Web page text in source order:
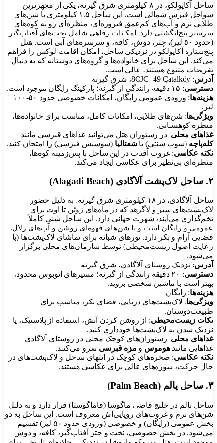
ساحل آکاپولکو، در ۸ کیلومتری شرق گیرنه، یکی از مجهزترین
سواحل قبرس شمالی است. این ساحل ۱.۵ کیلومتری با شن‌های
نرم و آب‌های کم‌عمق فیروزه‌ای، منظره‌ای رو به کوه‌های
پنج‌انگشتی دارد. امکانات رفاهی شامل تخت‌های آفتاب‌گیر
(حدود ۵۰ لیر)، چتر، دوش، کافه، و سرسره‌های آبی است. هتل
آکاپولکو در نزدیکی ساحل، امکان اقامت لوکس را فراهم
این ساحل برای خانواده‌ها و گروه‌های دوستانه که به دنبال
متنوع هستند، عالی است.
: 8CJC+49 Çatalköy، شرق گیرنه
: ۱۵ دقیقه رانندگی از گیرنه؛ پارکینگ رایگان موجود است.
: ورودی عمومی رایگان، امکانات خصوصی حدود ۵۰-۱۰۰
: شن‌های طلایی، امکانات کامل، مناسب برای خانواده‌ها،
کوهستانی.
محلی: در رستوران هتل می‌توانید غذاهای قبرسی مانند
(سوپ سنتی) یاشفتالیا(سوسیس قبرسی) را امتحان کنید.
عکاسی: غروب آفتاب در این ساحل با پس‌زمینه کوه‌ها،
بی‌نظیر برای عکاسی ایجاد می‌کند.
ساحل آلاگادی، در ۱۸ کیلومتری شرق گیرنه، به دلیل حضور
سبز و لاگرهد که در ماه‌های ژوئن تا اوت برای
می‌آیند، شهرت جهانی دارد. این ساحل شنی کاملاً
و رایگان است و با شن‌های قهوه‌ای روشن و آب‌های زلال،
آرام و بکر دارد. تورهای شبانه برای تماشای لاک‌پشت‌ها (با
اصول زیست‌محیطی) توسط سازمان‌های محلی برگزار
: نزدیک روستای آلاگادی، شرق گیرنه
: ۲۰ دقیقه رانندگی از گیرنه؛ مسیرهای اتوبوس محدود،
است با ماشین شخصی بروید.
: رایگان
: لاک‌پشت‌های دریایی، فضای بکر، مناسب برای
زیست‌محیطی: از روشن کردن آتش، استفاده از پلاستیک، یا
شدن به لاک‌پشت‌ها خودداری کنید.
محلی: رستوران‌های کوچک محلی در روستای آلاگادی
مانندهوموسو مزه قبرسیسرو می‌کنند.
عکاسی: صخره‌های کوچک در انتهای ساحل و لاک‌پشت‌های در
حرکت، سوژه‌های عالی برای عکاسی هستند.
پالم در خلیج قاضی ماگوسا (فاماگوستا) قرار دارد و به دلیل
نرم و غروب‌های رویایی‌اش معروف است. این ساحل به دو
بخش عمومی (رایگان) و خصوصی (ورودی حدود ۵۰ لیر) تقسیم
در بخش خصوصی، تخت و چتر آفتاب‌گیر، کافه، و دوش